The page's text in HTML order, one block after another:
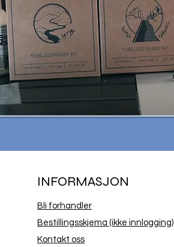
INFORMASJON
Bli forhandler
Bestillingsskjema (ikke innlogging)
Kontakt oss